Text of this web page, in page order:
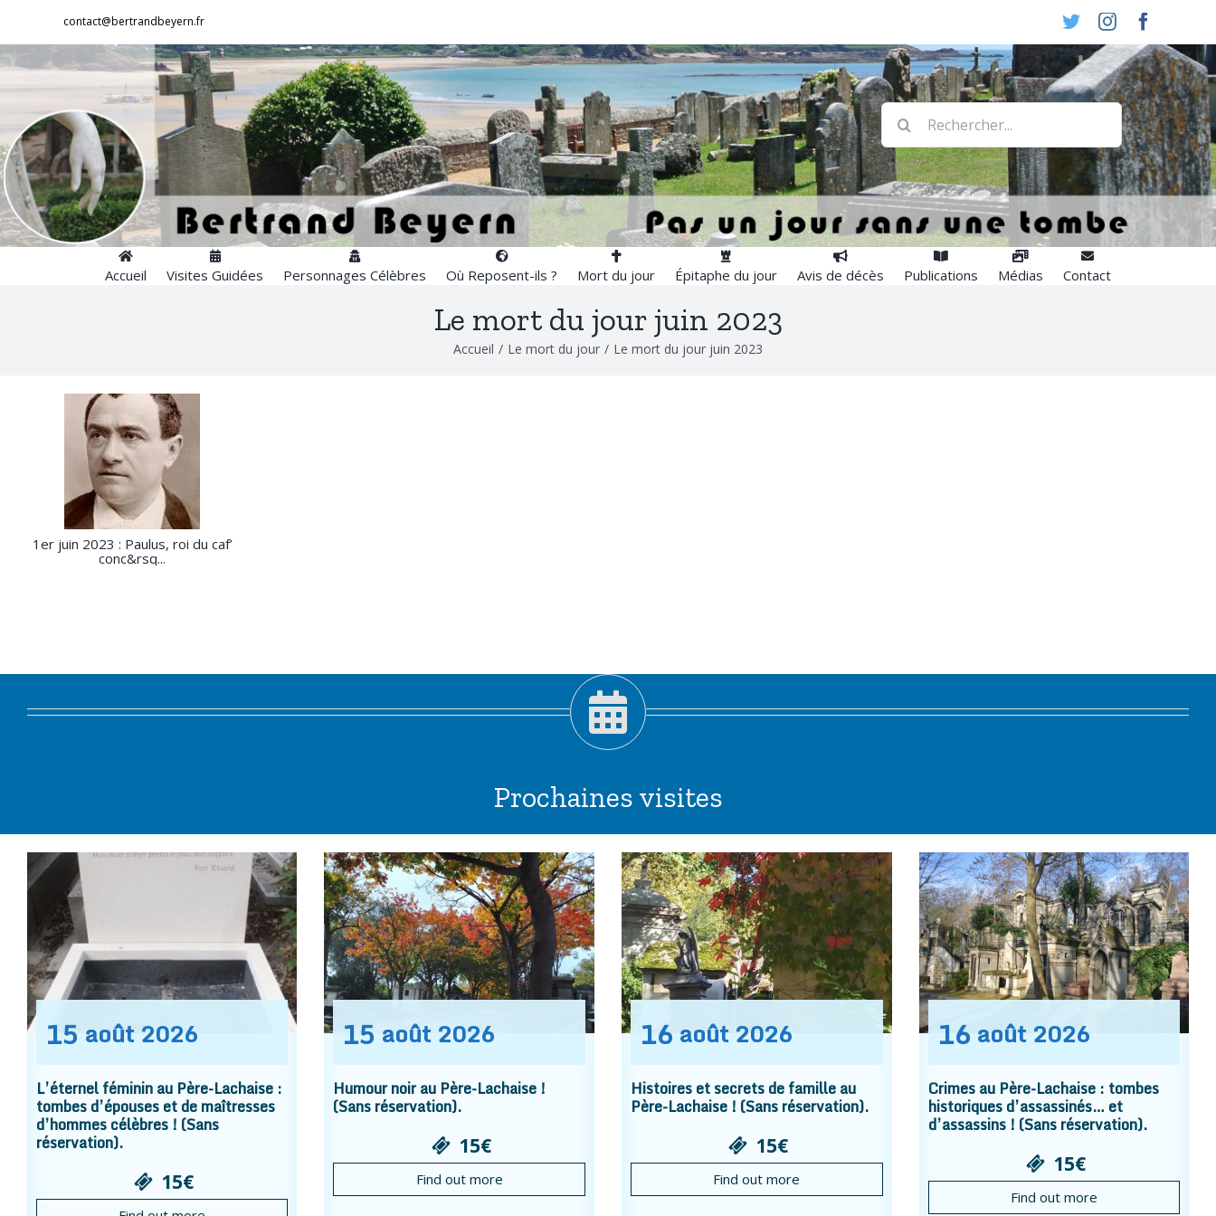
contenu
contact@bertrandbeyern.fr TwitterInstagram
Rechercher:
Accueil Visites Guidées Personnages Célèbres Où Reposent-ils ? Mort du jour Épitaphe du jour Avis de décès Publications Médias Contact
Le mort du jour juin 2023
Accueil / Le mort du jour / Le mort du jour juin 2023
1er juin 2023 : Paulus, roi du caf’
conc&rsq...
Prochaines visites
15 août 2026
L’éternel féminin au Père-Lachaise :
tombes d’épouses et de maîtresses
d’hommes célèbres ! (Sans
réservation).
15€
15 août 2026
Humour noir au Père-Lachaise !
(Sans réservation).
15€
Find out more
16 août 2026
Histoires et secrets de famille au
Père-Lachaise ! (Sans réservation).
15€
Find out more
16 août 2026
Crimes au Père-Lachaise : tombes
historiques d’assassinés… et
d’assassins ! (Sans réservation).
15€
Find out more